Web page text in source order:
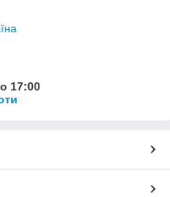
17:00